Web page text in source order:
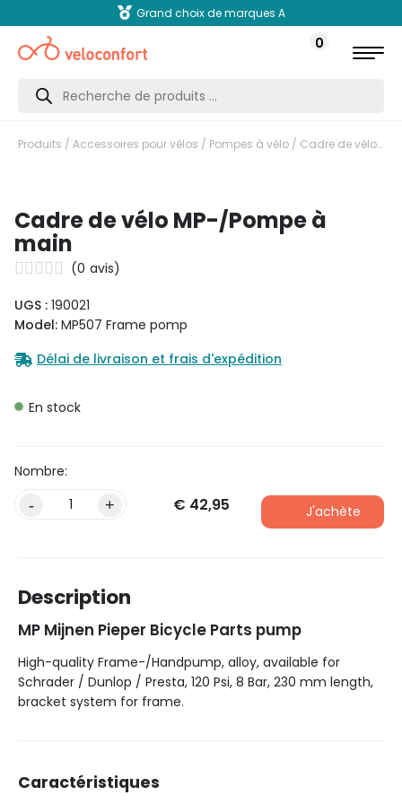
Grand choix de marques A
0
Recherche
produits
Produits / Accessoires pour vélos / Pompes à vélo / Cadre de vélo MP-/Pompe à main
Cadre de vélo MP-/Pompe à
main
(0 avis)
UGS : 190021
Model: MP507 Frame pomp
Délai de livraison et frais d'expédition
En stock
- + € 42,95 J'achète
Description
MP Mijnen Pieper Bicycle Parts pump
High-quality Frame-/Handpump, alloy, available for
Schrader / Dunlop / Presta, 120 Psi, 8 Bar, 230 mm length,
bracket system for frame.
Caractéristiques